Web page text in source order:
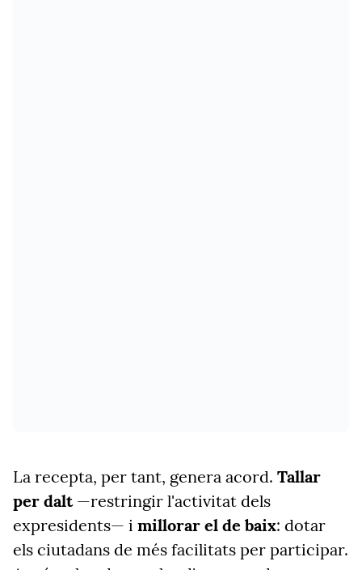
La recepta, per tant, genera acord. Tallar
per dalt—restringir l'activitat dels
expresidents— i millorar el de baix: dotar
els ciutadans de més facilitats per participar.